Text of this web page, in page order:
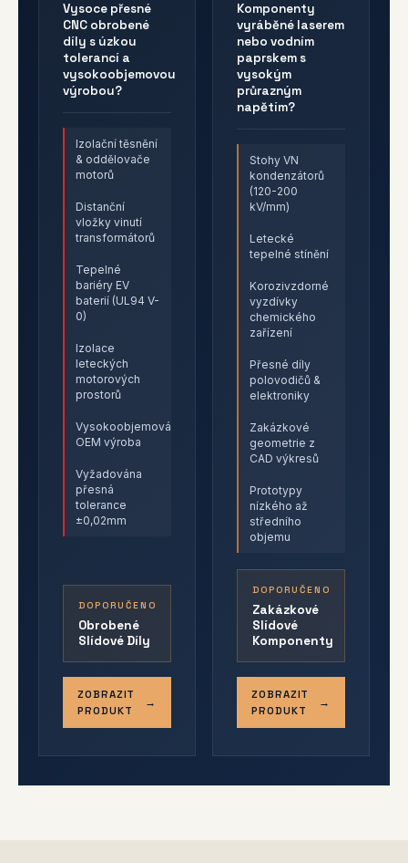
Vysoce přesné
CNC obrobené
díly s úzkou
tolerancí a
vysokoobjemovou
výrobou?
Izolační těsnění
& oddělovače
motorů
Distanční
vložky vinutí
transformátorů
Tepelné
bariéry EV
baterií (UL94 V-
0)
Izolace
leteckých
motorových
prostorů
Vysokoobjemová
OEM výroba
Vyžadována
přesná
tolerance
±0,02mm
DOPORUČENO
Obrobené
Slídové Díly
ZOBRAZIT
PRODUKT
Komponenty
vyráběné laserem
nebo vodním
paprskem s
vysokým
průrazným
napětím?
Stohy VN
kondenzátorů
(120-200
kV/mm)
Letecké
tepelné stínění
Korozivzdorné
vyzdívky
chemického
zařízení
Přesné díly
polovodičů &
elektroniky
Zakázkové
geometrie z
CAD výkresů
Prototypy
nízkého až
středního
objemu
DOPORUČENO
Zakázkové
Slídové
Komponenty
ZOBRAZIT
PRODUKT